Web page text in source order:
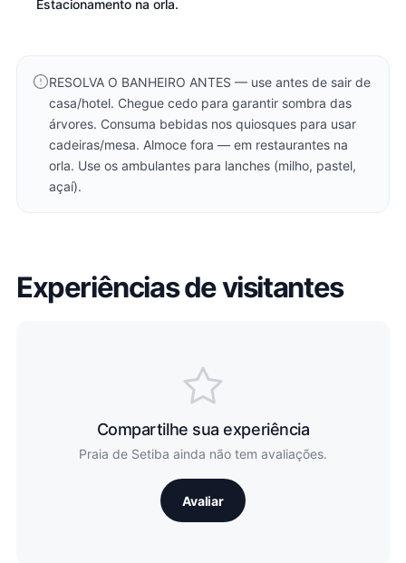
Estacionamento na orla.
RESOLVA O BANHEIRO ANTES — use antes de sair de
casa/hotel. Chegue cedo para garantir sombra das
árvores. Consuma bebidas nos quiosques para usar
cadeiras/mesa. Almoce fora — em restaurantes na
orla. Use os ambulantes para lanches (milho, pastel,
açaí).
Experiências de visitantes
Compartilhe sua experiência
Praia de Setiba ainda não tem avaliações.
Avaliar